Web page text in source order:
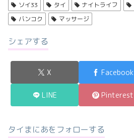
ソイ33
タイ ナイトライフ
バンコク
マッサージ
シェアする
X Facebook
LINE Pinterest
タイまにあをフォローする